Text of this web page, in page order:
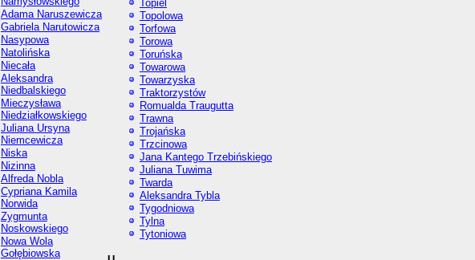
Adama Naruszewicza
Gabriela Narutowicza
Nasypowa
Natolińska
Niecała
Aleksandra
Niedbalskiego
Mieczysława
Niedziałkowskiego
Juliana Ursyna
Niemcewicza
Niska
Nizinna
Alfreda Nobla
Cypriana Kamila
Norwida
Zygmunta
Noskowskiego
Nowa Wola
Gołębiowska
Topiel
Topolowa
Torfowa
Torowa
Toruńska
Towarowa
Towarzyska
Traktorzystów
Romualda Traugutta
Trawna
Trojańska
Trzcinowa
Jana Kantego Trzebińskiego
Juliana Tuwima
Twarda
Aleksandra Tybla
Tygodniowa
Tylna
Tytoniowa